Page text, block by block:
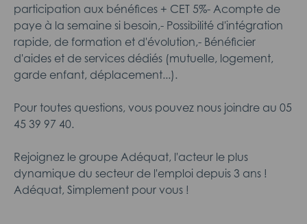
participation aux bénéfices + CET 5%- Acompte de
paye à la semaine si besoin,- Possibilité d'intégration
rapide, de formation et d'évolution,- Bénéficier
d'aides et de services dédiés (mutuelle, logement,
garde enfant, déplacement...).
Pour toutes questions, vous pouvez nous joindre au 05
45 39 97 40.
Rejoignez le groupe Adéquat, l'acteur le plus
dynamique du secteur de l'emploi depuis 3 ans !
Adéquat, Simplement pour vous !